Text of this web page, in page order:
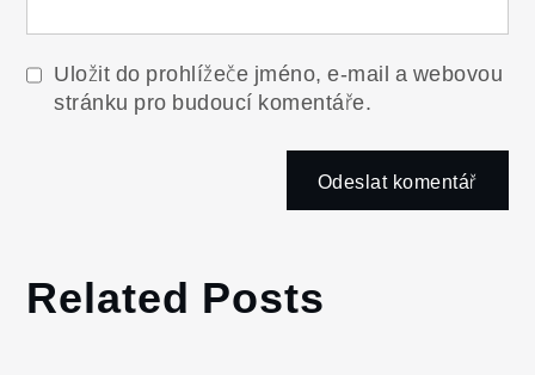
Uložit do prohlížeče jméno, e-mail a webovou
stránku pro budoucí komentáře.
Related Posts